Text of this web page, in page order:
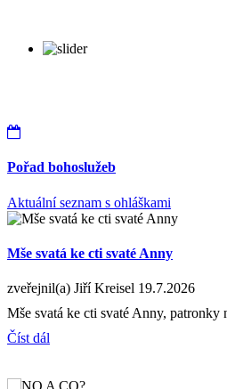
Pořad bohoslužeb
Aktuální seznam s ohláškami
Mše svatá ke cti svaté Anny
zveřejnil(a) Jiří Kreisel 19.7.2026
Mše svatá ke cti svaté Anny, patronky
Číst dál